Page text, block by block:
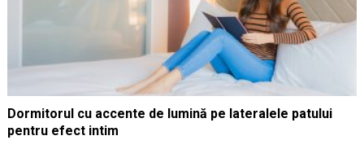
Dormitorul cu accente de lumină pe lateralele patului
pentru efect intim